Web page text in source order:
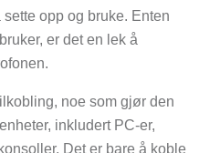
opp og bruke. Enten
er det en lek å
noe som gjør den
inkludert PC-er,
Det er bare å koble